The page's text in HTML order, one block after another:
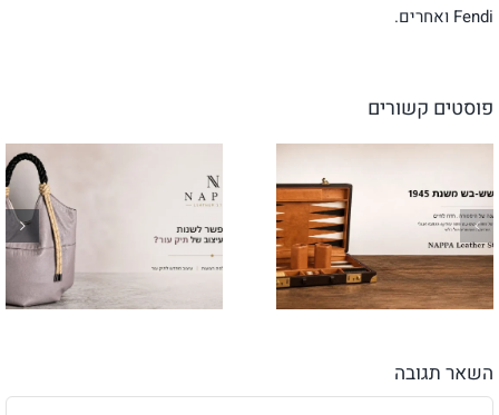
Fendi ואחרים.
פוסטים קשורים
השאר תגובה